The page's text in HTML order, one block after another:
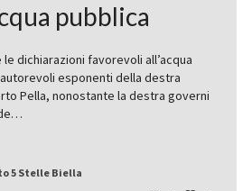
pubblica
dichiarazioni favorevoli all’acqua
esponenti della destra
Pella, nonostante la destra governi
5 Stelle Biella